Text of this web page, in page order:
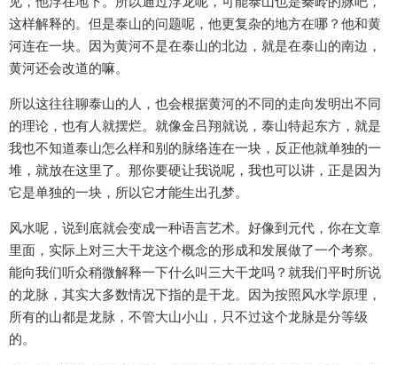
这样解释的。但是泰山的问题呢，他更复杂的地方在哪？他和黄
河连在一块。因为黄河不是在泰山的北边，就是在泰山的南边，
黄河还会改道的嘛。
所以这往往聊泰山的人，也会根据黄河的不同的走向发明出不同
的理论，也有人就摆烂。就像金吕翔就说，泰山特起东方，就是
我也不知道泰山怎么样和别的脉络连在一块，反正他就单独的一
堆，就放在这里了。那你要硬让我说呢，我也可以讲，正是因为
它是单独的一块，所以它才能生出孔梦。
风水呢，说到底就会变成一种语言艺术。好像到元代，你在文章
里面，实际上对三大干龙这个概念的形成和发展做了一个考察。
能向我们听众稍微解释一下什么叫三大干龙吗？就我们平时所说
的龙脉，其实大多数情况下指的是干龙。因为按照风水学原理，
所有的山都是龙脉，不管大山小山，只不过这个龙脉是分等级
的。